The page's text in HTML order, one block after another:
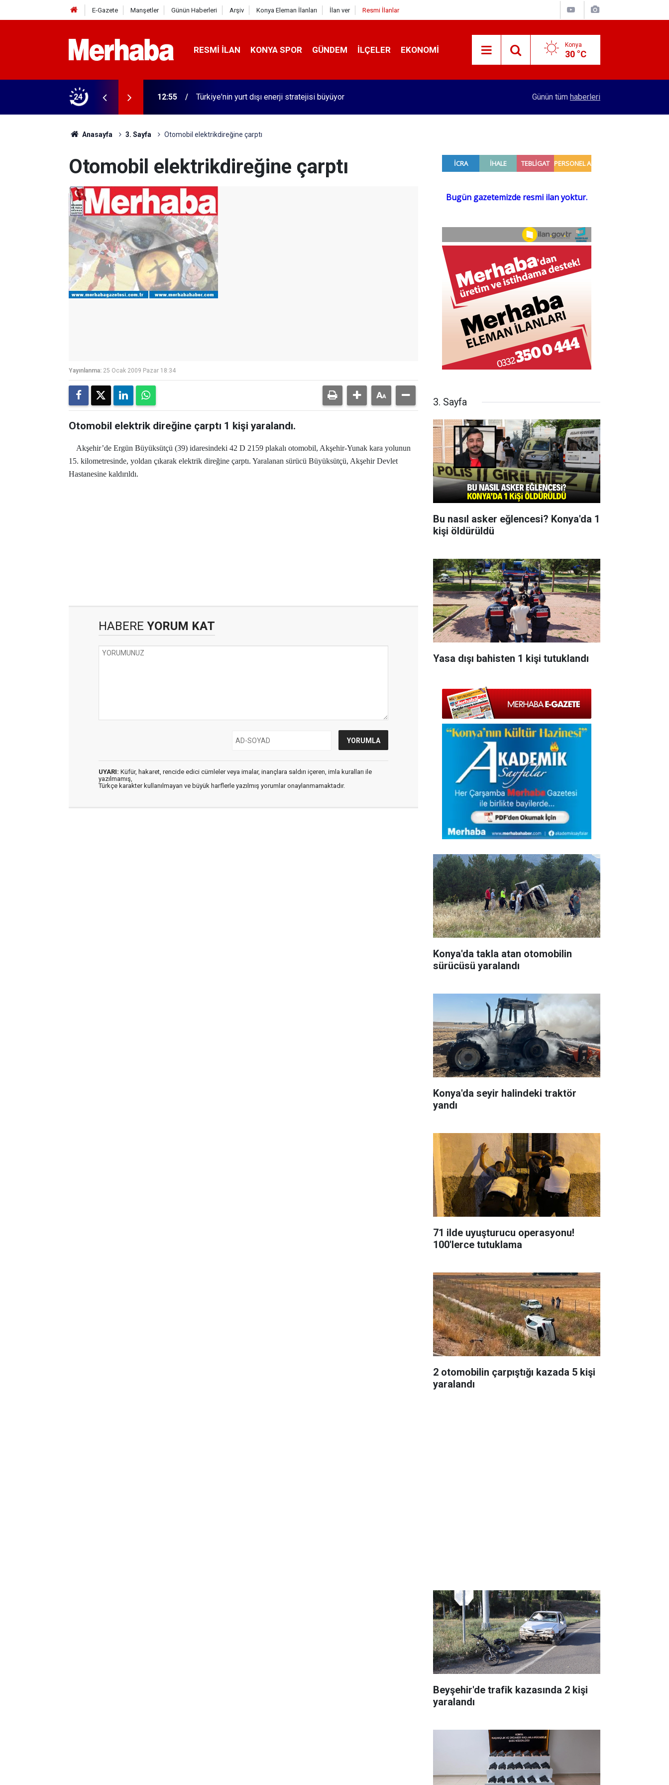
E-Gazete Manşetler Günün Haberleri Arşiv Konya Eleman İlanları İlan ver Resmi İlanlar
RESMI İLAN KONYA SPOR GÜNDEM İLÇELER EKONOMI Konya
30 °C
24 12:55 Türkiye'nin yurt dışı enerji stratejisi büyüyor Sigorta Tahkim Komisyonuna yapılacak
Günün tüm haberleri
Anasayfa 3. Sayfa Otomobil elektrikdireğine çarptı
Otomobil elektrikdireğine çarptı
Yayınlanma: 25 Ocak 2009 Pazar 18:34
Otomobil elektrik direğine çarptı 1 kişi yaralandı.
Akşehir’de Ergün Büyüksütçü (39) idaresindeki 42 D 2159 plakalı otomobil, Akşehir-Yunak kara yolunun
15. kilometresinde, yoldan çıkarak elektrik direğine çarptı. Yaralanan sürücü Büyüksütçü, Akşehir Devlet
Hastanesine kaldırıldı.
HABERE YORUM KAT
UYARI: Küfür, hakaret, rencide edici cümleler veya imalar, inançlara saldırı içeren, imla kuralları ile
yazılmamış,
Türkçe karakter kullanılmayan ve büyük harflerle yazılmış yorumlar onaylanmamaktadır.
3. Sayfa
Bu nasıl asker eğlencesi? Konya'da 1
kişi öldürüldü
Yasa dışı bahisten 1 kişi tutuklandı
Konya'da takla atan otomobilin
sürücüsü yaralandı
Konya'da seyir halindeki traktör
yandı
71 ilde uyuşturucu operasyonu!
100'lerce tutuklama
2 otomobilin çarpıştığı kazada 5 kişi
yaralandı
Beyşehir'de trafik kazasında 2 kişi
yaralandı